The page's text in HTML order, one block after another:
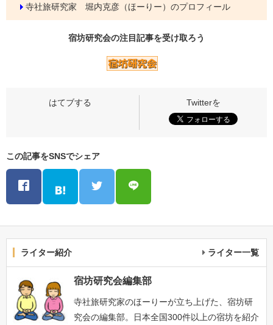
寺社旅研究家 堀内克彦（ほーりー）のプロフィール
宿坊研究会の注目記事を受け取ろう
この記事をSNSでシェア
ライター紹介 ライター一覧
宿坊研究会編集部
寺社旅研究家のほーりーが立ち上げた、宿坊研
究会の編集部。日本全国300件以上の宿坊を紹介